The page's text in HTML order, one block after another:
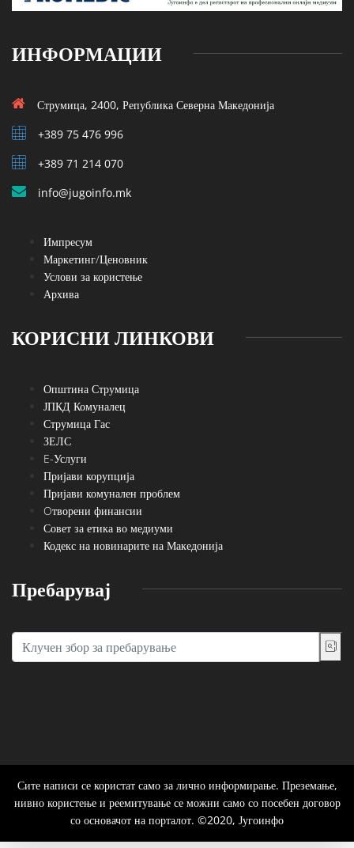
ИНФОРМАЦИИ
Струмица, 2400, Република Северна Македонија
+389 75 476 996
+389 71 214 070
info@jugoinfo.mk
Импресум
Маркетинг/Ценовник
Услови за користење
Архива
КОРИСНИ ЛИНКОВИ
Општина Струмица
ЈПКД Комуналец
Струмица Гас
ЗЕЛС
E-Услуги
Пријави корупција
Пријави комунален проблем
Oтворени финансии
Совет за етика во медиуми
Кодекс на новинарите на Македонија
Пребарувај
Сите написи се користат само за лично информирање. Преземање,
нивно користење и реемитување се можни само со посебен договор
со основачот на порталот. ©2020, Југоинфо